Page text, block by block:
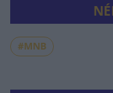
#MNB